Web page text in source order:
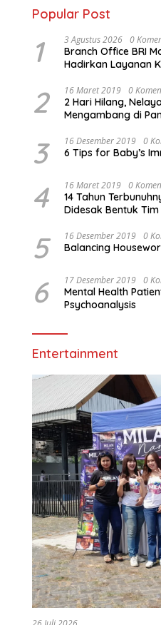
Popular Post
1 3 Agustus 2026 0
Branch Office BRI
Hadirkan Layanan
2 16 Maret 2019 0
2 Hari Hilang,
Mengambang di
3 16 Desember 2019 0
6 Tips for Baby’s
4 16 Maret 2019 0
14 Tahun
Didesak Bentuk Tim
5 16 Desember 2019 0
Balancing
6 17 Desember 2019 0
Mental Health
Psychoanalysis
Entertainment